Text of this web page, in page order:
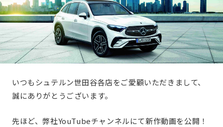
いつもシュテルン世田谷各店をご愛顧いただきまして、
誠にありがとうございます。
先ほど、弊社YouTubeチャンネルにて新作動画を公開！